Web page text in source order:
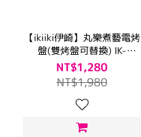
【ikiiki伊崎】丸樂煮藝電烤
盤(雙烤盤可替換) IK-
MC3601、IK-MC3602
NT$1,280
NT$1,980